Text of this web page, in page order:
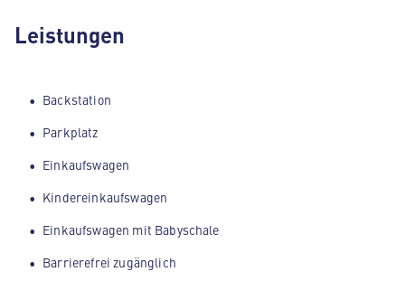
Leistungen
Backstation
Parkplatz
Einkaufswagen
Kindereinkaufswagen
Einkaufswagen mit Babyschale
Barrierefrei zugänglich